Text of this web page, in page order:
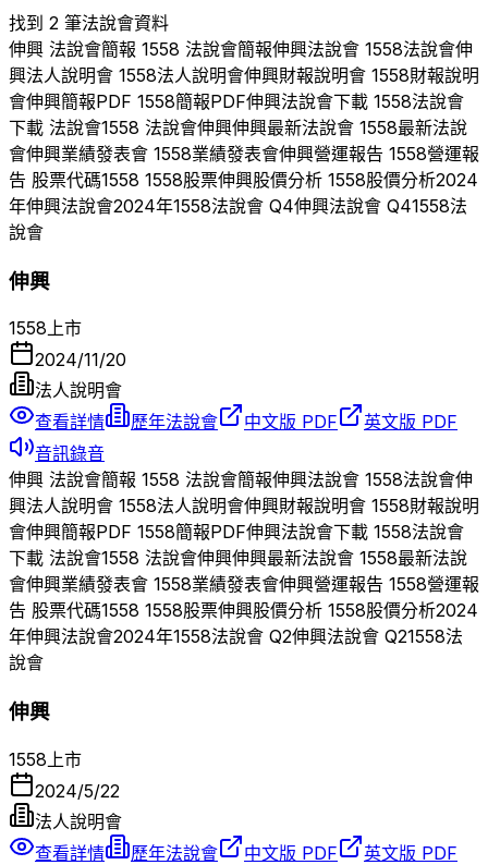
找到 2 筆法說會資料
伸興 法說會簡報 1558 法說會簡報伸興法說會 1558法說會伸
興法人說明會 1558法人說明會伸興財報說明會 1558財報說明
會伸興簡報PDF 1558簡報PDF伸興法說會下載 1558法說會
下載 法說會1558 法說會伸興伸興最新法說會 1558最新法說
會伸興業績發表會 1558業績發表會伸興營運報告 1558營運報
告 股票代碼1558 1558股票伸興股價分析 1558股價分析2024
年伸興法說會2024年1558法說會 Q4伸興法說會 Q41558法
說會
伸興
1558上市
2024/11/20
法人說明會
查看詳情
歷年法說會 中文版 PDF
英文版 PDF
音訊錄音
伸興 法說會簡報 1558 法說會簡報伸興法說會 1558法說會伸
興法人說明會 1558法人說明會伸興財報說明會 1558財報說明
會伸興簡報PDF 1558簡報PDF伸興法說會下載 1558法說會
下載 法說會1558 法說會伸興伸興最新法說會 1558最新法說
會伸興業績發表會 1558業績發表會伸興營運報告 1558營運報
告 股票代碼1558 1558股票伸興股價分析 1558股價分析2024
年伸興法說會2024年1558法說會 Q2伸興法說會 Q21558法
說會
伸興
1558 上市
2024/5/22
法人說明會
查看詳情
歷年法說會 中文版 PDF
英文版 PDF